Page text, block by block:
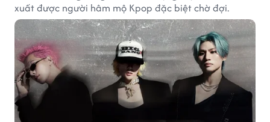
xuất được người hâm mộ Kpop đặc biệt chờ đợi.